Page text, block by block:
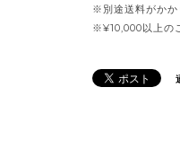
※別途送料がかか
※¥10,000以上の